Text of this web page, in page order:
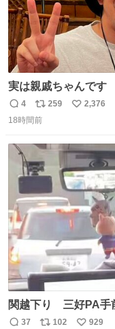
実は親戚ちゃんです
返
信
4
リ
ポ
ト
数
259
い
数
2,376
18時間前
関越下り 三好PA手
37 102
929